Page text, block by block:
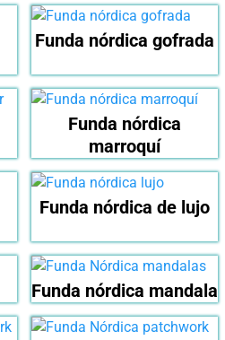
Funda nórdica gofrada
Funda nórdica
marroquí
Funda nórdica de lujo
Funda nórdica mandala